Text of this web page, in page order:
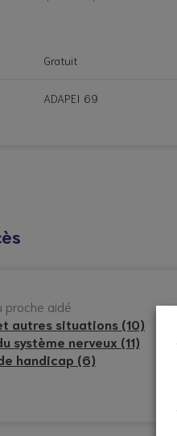
Gratuit
ADAPEI 69
proche aidé
autres situations (10)
système nerveux (11)
handicap (6)